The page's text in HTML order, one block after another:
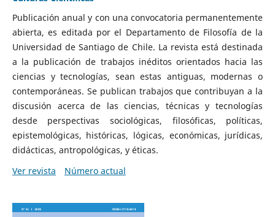
Publicación anual y con una convocatoria permanentemente
abierta, es editada por el Departamento de Filosofía de la
Universidad de Santiago de Chile. La revista está destinada
a la publicación de trabajos inéditos orientados hacia las
ciencias y tecnologías, sean estas antiguas, modernas o
contemporáneas. Se publican trabajos que contribuyan a la
discusión acerca de las ciencias, técnicas y tecnologías
desde perspectivas sociológicas, filosóficas, políticas,
epistemológicas, históricas, lógicas, económicas, jurídicas,
didácticas, antropológicas, y éticas.
Ver revista
Número actual